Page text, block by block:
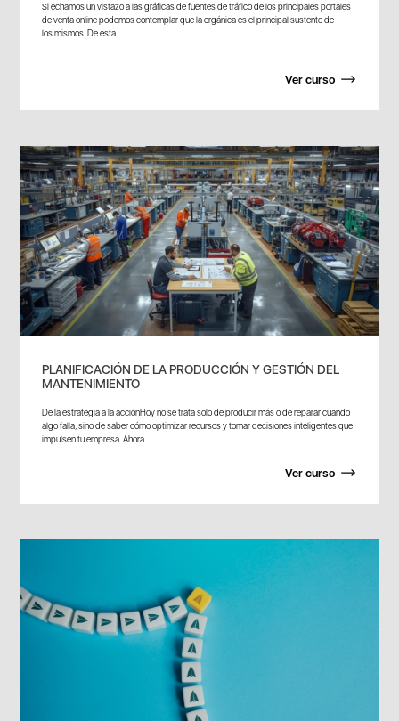
Si echamos un vistazo a las gráficas de fuentes de tráfico de los principales portales
de venta online podemos contemplar que la orgánica es el principal sustento de
los mismos. De esta...
Ver curso
PLANIFICACIÓN DE LA PRODUCCIÓN Y GESTIÓN DEL
MANTENIMIENTO
De la estrategia a la acciónHoy no se trata solo de producir más o de reparar cuando
algo falla, sino de saber cómo optimizar recursos y tomar decisiones inteligentes que
impulsen tu empresa. Ahora...
Ver curso